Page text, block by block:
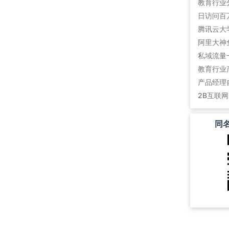
教育行业
阿里大神
私域流量
教育行业
产品经理
2B互联
同